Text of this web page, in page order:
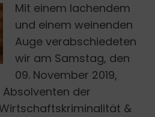
Mit einem lachendem
und einem weinenden
Auge verabschiedeten
wir am Samstag, den
09. November 2019,
der
&